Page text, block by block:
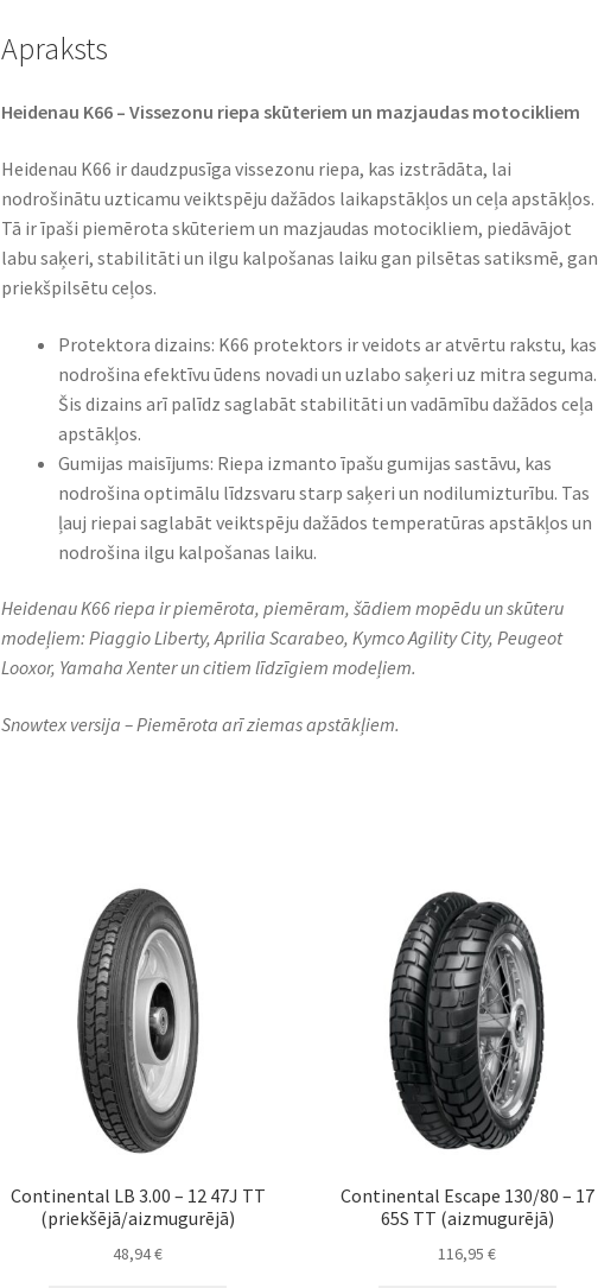
Apraksts
Heidenau K66 – Vissezonu riepa skūteriem un mazjaudas motocikliem
Heidenau K66 ir daudzpusīga vissezonu riepa, kas izstrādāta, lai
nodrošinātu uzticamu veiktspēju dažādos laikapstākļos un ceļa apstākļos.
Tā ir īpaši piemērota skūteriem un mazjaudas motocikliem, piedāvājot
labu saķeri, stabilitāti un ilgu kalpošanas laiku gan pilsētas satiksmē, gan
priekšpilsētu ceļos.
Protektora dizains: K66 protektors ir veidots ar atvērtu rakstu, kas
nodrošina efektīvu ūdens novadi un uzlabo saķeri uz mitra seguma.
Šis dizains arī palīdz saglabāt stabilitāti un vadāmību dažādos ceļa
apstākļos.
Gumijas maisījums: Riepa izmanto īpašu gumijas sastāvu, kas
nodrošina optimālu līdzsvaru starp saķeri un nodilumizturību. Tas
ļauj riepai saglabāt veiktspēju dažādos temperatūras apstākļos un
nodrošina ilgu kalpošanas laiku.
Heidenau K66 riepa ir piemērota, piemēram, šādiem mopēdu un skūteru
modeļiem: Piaggio Liberty, Aprilia Scarabeo, Kymco Agility City, Peugeot
Looxor, Yamaha Xenter un citiem līdzīgiem modeļiem.
Snowtex versija – Piemērota arī ziemas apstākļiem.
Continental LB 3.00 – 12 47J TT
(priekšējā/aizmugurējā)
48,94€
Continental Escape 130/80 – 17
65S TT (aizmugurējā)
116,95€